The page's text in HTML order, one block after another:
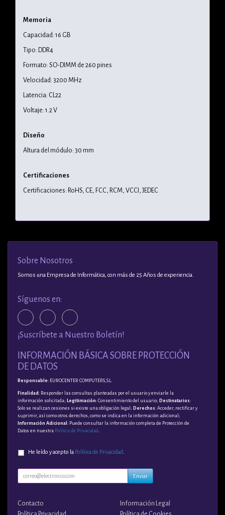
Memoria
Capacidad: 16 GB
Tipo: DDR4
Formato: SO-DIMM de 260 pines
Velocidad: 3200 MHz
Latencia: CL22
Voltaje: 1.2 V
Diseño
Altura del módulo: 30 mm
Certificaciones
Certificaciones: RoHS, CE, FCC, RCM, VCCI, JEDEC
Sobre Nosotros
Somos una Empresa de Informática, con más de 25 Años de experiencia.
Síguenos en:
¡Suscríbete a Nuestro Boletín!
INFORMACIÓN BÁSICA SOBRE PROTECCIÓN
DE DATOS
Responsable: EUROCENTER COMPUTERS, S.L.
Finalidad : Responder las consultas planteadas por el usuario y enviarle la
información solicitada; Legitimación: Consentimiento del usuario; Destinatarios:
Solo se realizan cesiones si existe una obligación legal; Derechos: Acceder, rectificar y
suprimir, así como otros derechos, como se indica en la información adicional;
Información Adicional : Puede consultar la información completa de Protección de
Datos en nuestra Política de Privacidad
He leído y acepto la Política de Privacidad.
Enviar
Contacto
Información Legal